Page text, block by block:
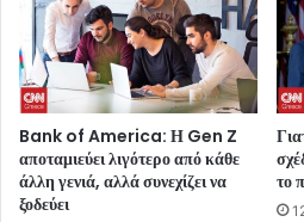
Bank of America: Η Gen Z
αποταμιεύει λιγότερο από κάθε
άλλη γενιά, αλλά συνεχίζει να
ξοδεύει
το